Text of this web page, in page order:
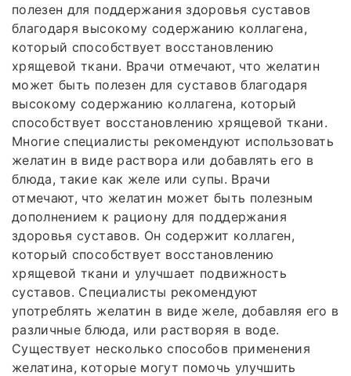
полезен для поддержания здоровья суставов
благодаря высокому содержанию коллагена,
который способствует восстановлению
хрящевой ткани. Врачи отмечают, что желатин
может быть полезен для суставов благодаря
высокому содержанию коллагена, который
способствует восстановлению хрящевой ткани.
Многие специалисты рекомендуют использовать
желатин в виде раствора или добавлять его в
блюда, такие как желе или супы. Врачи
отмечают, что желатин может быть полезным
дополнением к рациону для поддержания
здоровья суставов. Он содержит коллаген,
который способствует восстановлению
хрящевой ткани и улучшает подвижность
суставов. Специалисты рекомендуют
употреблять желатин в виде желе, добавляя его в
различные блюда, или растворяя в воде.
Существует несколько способов применения
желатина, которые могут помочь улучшить